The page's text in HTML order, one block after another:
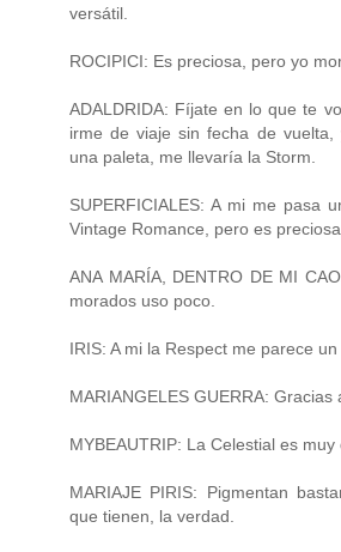
versátil.
ROCIPICI: Es preciosa, pero yo
ADALDRIDA: Fíjate en lo que te
irme de viaje sin fecha de vuelta,
una paleta, me llevaría la Storm.
SUPERFICIALES: A mi me pasa
Vintage Romance, pero es
ANA MARÍA, DENTRO DE MI
morados uso poco.
IRIS: A mi la Respect me parece un
MARIANGELES GUERRA: Gracias
MYBEAUTRIP: La Celestial es muy
MARIAJE PIRIS: Pigmentan
que tienen, la verdad.